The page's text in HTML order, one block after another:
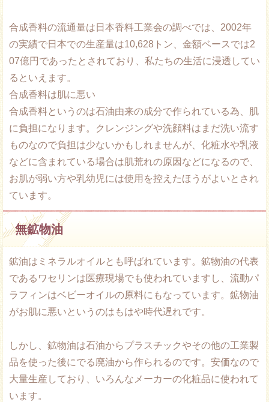
合成香料の流通量は日本香料工業会の調べでは、2002年
の実績で日本での生産量は10,628トン、金額ベースでは2
07億円であったとされており、私たちの生活に浸透してい
るといえます。
合成香料は肌に悪い
合成香料というのは石油由来の成分で作られている為、肌
に負担になります。クレンジングや洗顔料はまだ洗い流す
ものなので負担は少ないかもしれませんが、化粧水や乳液
などに含まれている場合は肌荒れの原因などになるので、
お肌が弱い方や乳幼児には使用を控えたほうがよいとされ
ています。
無鉱物油
鉱油はミネラルオイルとも呼ばれています。鉱物油の代表
であるワセリンは医療現場でも使われていますし、流動パ
ラフィンはベビーオイルの原料にもなっています。鉱物油
がお肌に悪いというのはもはや時代遅れです。
しかし、鉱物油は石油からプラスチックやその他の工業製
品を使った後にでる廃油から作られるのです。安価なので
大量生産しており、いろんなメーカーの化粧品に使われて
います。